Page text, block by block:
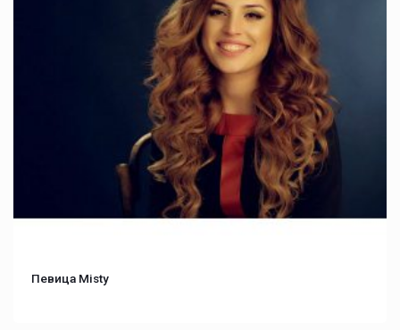
Певица Misty